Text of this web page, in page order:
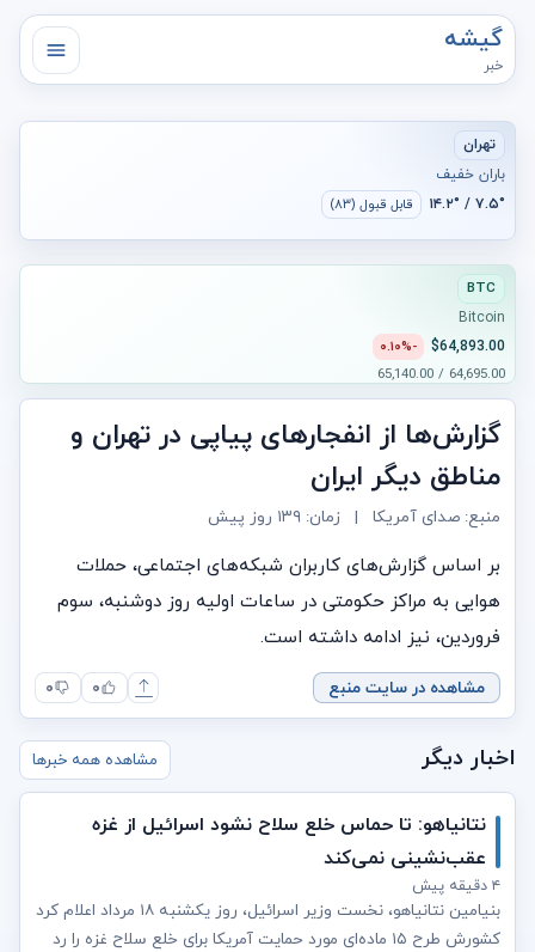
گیشه
خبر
تهران
باران خفیف
۷.۵° / ۱۴.۲° قابل قبول (۸۳)
BTC
Bitcoin
$64,893.00
-۰.۱۰%
64,695.00 / 65,140.00
گزارش‌ها از انفجارهای پیاپی در تهران و
مناطق دیگر ایران
منبع: صدای آمریکا | زمان: ۱۳۹ روز پیش
بر اساس گزارش‌های کاربران شبکه‌های اجتماعی، حملات
هوایی به مراکز حکومتی در ساعات اولیه روز دوشنبه، سوم
فروردین، نیز ادامه داشته است.
مشاهده در سایت منبع ۰ ۰
اخبار دیگر مشاهده همه خبرها
نتانیاهو: تا حماس خلع سلاح نشود اسرائیل از غزه
عقب‌نشینی نمی‌کند
۴ دقیقه پیش
بنیامین نتانیاهو، نخست‌ وزیر اسرائیل، روز یکشنبه ۱۸ مرداد اعلام کرد
کشورش طرح ۱۵ ماده‌ای مورد حمایت آمریکا برای خلع سلاح غزه را رد